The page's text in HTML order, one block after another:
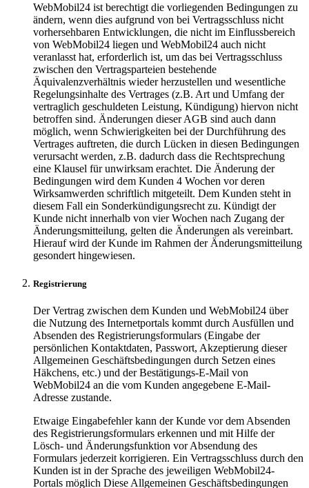
WebMobil24 ist berechtigt die vorliegenden Bedingungen zu
ändern, wenn dies aufgrund von bei Vertragsschluss nicht
vorhersehbaren Entwicklungen, die nicht im Einflussbereich
von WebMobil24 liegen und WebMobil24 auch nicht
veranlasst hat, erforderlich ist, um das bei Vertragsschluss
zwischen den Vertragsparteien bestehende
Äquivalenzverhältnis wieder herzustellen und wesentliche
Regelungsinhalte des Vertrages (z.B. Art und Umfang der
vertraglich geschuldeten Leistung, Kündigung) hiervon nicht
betroffen sind. Änderungen dieser AGB sind auch dann
möglich, wenn Schwierigkeiten bei der Durchführung des
Vertrages auftreten, die durch Lücken in diesen Bedingungen
verursacht werden, z.B. dadurch dass die Rechtsprechung
eine Klausel für unwirksam erachtet. Die Änderung der
Bedingungen wird dem Kunden 4 Wochen vor deren
Wirksamwerden schriftlich mitgeteilt. Dem Kunden steht in
diesem Fall ein Sonderkündigungsrecht zu. Kündigt der
Kunde nicht innerhalb von vier Wochen nach Zugang der
Änderungsmitteilung, gelten die Änderungen als vereinbart.
Hierauf wird der Kunde im Rahmen der Änderungsmitteilung
gesondert hingewiesen.
Registrierung
Der Vertrag zwischen dem Kunden und WebMobil24 über
die Nutzung des Internetportals kommt durch Ausfüllen und
Absenden des Registrierungsformulars (Eingabe der
persönlichen Kontaktdaten, Passwort, Akzeptierung dieser
Allgemeinen Geschäftsbedingungen durch Setzen eines
Häkchens, etc.) und der Bestätigungs-E-Mail von
WebMobil24 an die vom Kunden angegebene E-Mail-
Adresse zustande.
Etwaige Eingabefehler kann der Kunde vor dem Absenden
des Registrierungsformulars erkennen und mit Hilfe der
Lösch- und Änderungsfunktion vor Absendung des
Formulars jederzeit korrigieren. Ein Vertragsschluss durch den
Kunden ist in der Sprache des jeweiligen WebMobil24-
Portals möglich Diese Allgemeinen Geschäftsbedingungen